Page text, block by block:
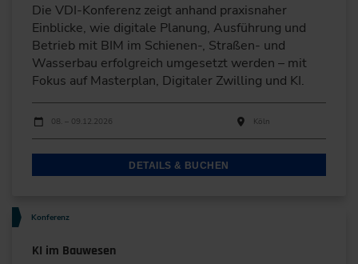
Die VDI-Konferenz zeigt anhand praxisnaher
Einblicke, wie digitale Planung, Ausführung und
Betrieb mit BIM im Schienen-, Straßen- und
Wasserbau erfolgreich umgesetzt werden – mit
Fokus auf Masterplan, Digitaler Zwilling und KI.
Durchführungen
Veranstaltungsdatum
08. – 09.12.2026 Köln
DETAILS & BUCHEN
Konferenz
KI im Bauwesen